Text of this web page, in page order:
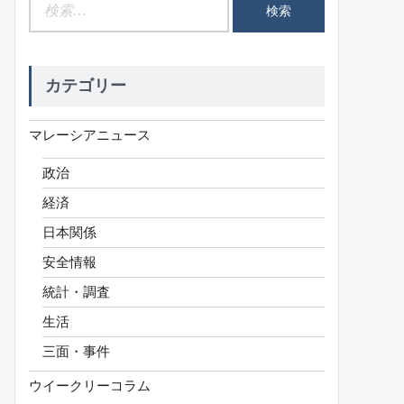
カテゴリー
マレーシアニュース
政治
経済
日本関係
安全情報
統計・調査
生活
三面・事件
ウイークリーコラム